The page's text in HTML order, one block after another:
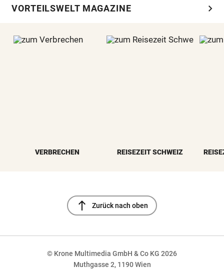
VORTEILSWELT MAGAZINE chevron_right
VERBRECHEN REISEZEIT SCHWEIZ
north Zurück nach oben
© Krone Multimedia GmbH & Co KG 2026
Muthgasse 2, 1190 Wien